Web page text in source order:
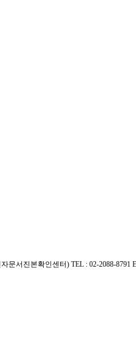
문서진본확인센터) TEL : 02-2088-8791